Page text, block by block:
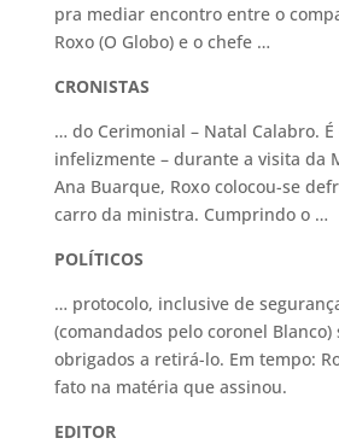
pra mediar encontro entre o
Roxo (O Globo) e o chefe …
CRONISTAS
… do Cerimonial – Natal Calabro. É
infelizmente – durante a visita da
Ana Buarque, Roxo colocou-se
carro da ministra. Cumprindo o …
POLÍTICOS
… protocolo, inclusive de
(comandados pelo coronel Blanco)
obrigados a retirá-lo. Em tempo:
fato na matéria que assinou.
EDITOR